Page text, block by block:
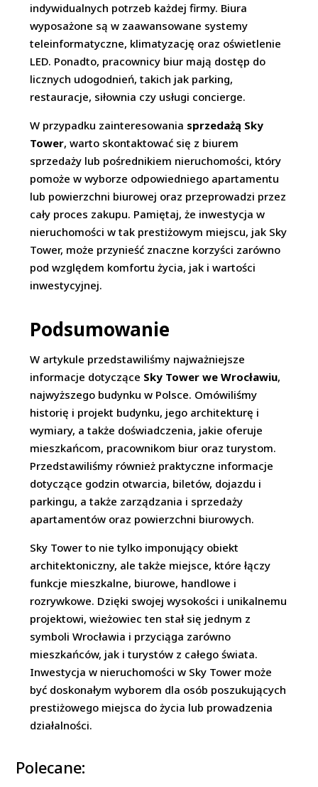
indywidualnych potrzeb każdej firmy. Biura
wyposażone są w zaawansowane systemy
teleinformatyczne, klimatyzację oraz oświetlenie
LED. Ponadto, pracownicy biur mają dostęp do
licznych udogodnień, takich jak parking,
restauracje, siłownia czy usługi concierge.
W przypadku zainteresowania sprzedażą Sky
Tower, warto skontaktować się z biurem
sprzedaży lub pośrednikiem nieruchomości, który
pomoże w wyborze odpowiedniego apartamentu
lub powierzchni biurowej oraz przeprowadzi przez
cały proces zakupu. Pamiętaj, że inwestycja w
nieruchomości w tak prestiżowym miejscu, jak Sky
Tower, może przynieść znaczne korzyści zarówno
pod względem komfortu życia, jak i wartości
inwestycyjnej.
Podsumowanie
W artykule przedstawiliśmy najważniejsze
informacje dotyczące Sky Tower we Wrocławiu,
najwyższego budynku w Polsce. Omówiliśmy
historię i projekt budynku, jego architekturę i
wymiary, a także doświadczenia, jakie oferuje
mieszkańcom, pracownikom biur oraz turystom.
Przedstawiliśmy również praktyczne informacje
dotyczące godzin otwarcia, biletów, dojazdu i
parkingu, a także zarządzania i sprzedaży
apartamentów oraz powierzchni biurowych.
Sky Tower to nie tylko imponujący obiekt
architektoniczny, ale także miejsce, które łączy
funkcje mieszkalne, biurowe, handlowe i
rozrywkowe. Dzięki swojej wysokości i unikalnemu
projektowi, wieżowiec ten stał się jednym z
symboli Wrocławia i przyciąga zarówno
mieszkańców, jak i turystów z całego świata.
Inwestycja w nieruchomości w Sky Tower może
być doskonałym wyborem dla osób poszukujących
prestiżowego miejsca do życia lub prowadzenia
działalności.
Polecane: